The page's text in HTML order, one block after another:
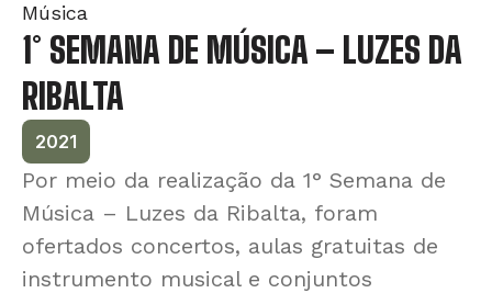
Música
1° SEMANA DE MÚSICA – LUZES DA
RIBALTA
2021
Por meio da realização da 1° Semana de
Música – Luzes da Ribalta, foram
ofertados concertos, aulas gratuitas de
instrumento musical e conjuntos